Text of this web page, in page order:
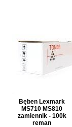
Bęben Lexmark
MS710 MS810
zamiennik - 100k
reman